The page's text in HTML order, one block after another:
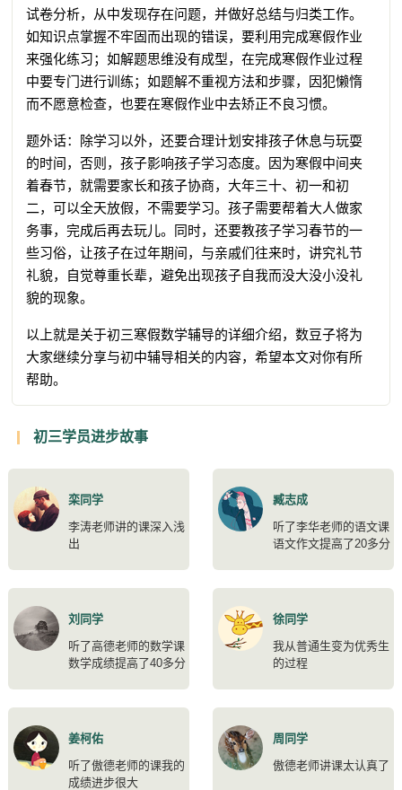
试卷分析，从中发现存在问题，并做好总结与归类工作。
如知识点掌握不牢固而出现的错误，要利用完成寒假作业
来强化练习；如解题思维没有成型，在完成寒假作业过程
中要专门进行训练；如题解不重视方法和步骤，因犯懒惰
而不愿意检查，也要在寒假作业中去矫正不良习惯。
题外话：除学习以外，还要合理计划安排孩子休息与玩耍
的时间，否则，孩子影响孩子学习态度。因为寒假中间夹
着春节，就需要家长和孩子协商，大年三十、初一和初
二，可以全天放假，不需要学习。孩子需要帮着大人做家
务事，完成后再去玩儿。同时，还要教孩子学习春节的一
些习俗，让孩子在过年期间，与亲戚们往来时，讲究礼节
礼貌，自觉尊重长辈，避免出现孩子自我而没大没小没礼
貌的现象。
以上就是关于初三寒假数学辅导的详细介绍，数豆子将为
大家继续分享与初中辅导相关的内容，希望本文对你有所
帮助。
初三学员进步故事
栾同学
李涛老师讲的课深入浅
出
臧志成
听了李华老师的语文课
语文作文提高了20多分
刘同学
听了高德老师的数学课
数学成绩提高了40多分
徐同学
我从普通生变为优秀生
的过程
姜柯佑
听了傲德老师的课我的
成绩进步很大
周同学
傲德老师讲课太认真了